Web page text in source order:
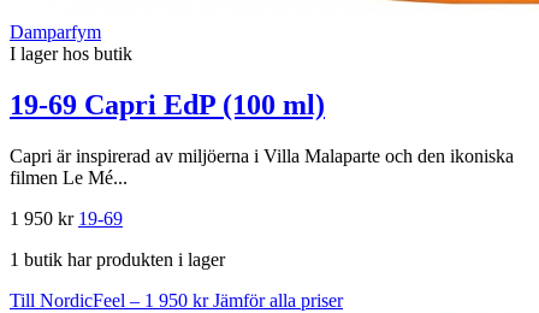
Damparfym
I lager hos butik
19-69 Capri EdP (100 ml)
Capri är inspirerad av miljöerna i Villa Malaparte och den ikoniska
filmen Le Mé...
1 950 kr 19-69
1 butik har produkten i lager
Till NordicFeel – 1 950 krJämför alla priser